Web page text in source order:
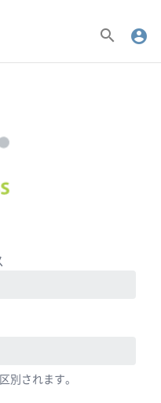
search account_circle
別されます。